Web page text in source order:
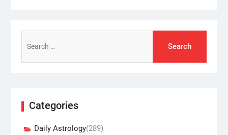
for:
Categories
Daily Astrology(289)